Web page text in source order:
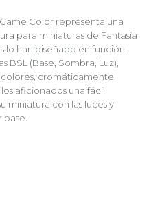
Color representa una
para miniaturas de Fantasía
lo han diseñado en función
BSL (Base, Sombra, Luz),
cromáticamente
aficionados una fácil
miniatura con las luces y